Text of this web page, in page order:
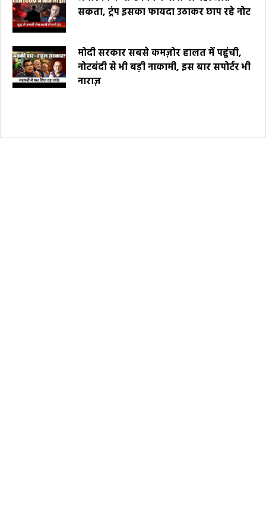
सकता, ट्रंप इसका फायदा उठाकर छाप रहे नोट
मोदी सरकार सबसे कमज़ोर हालत में पहुंची,
नोटबंदी से भी बड़ी नाकामी, इस बार सपोर्टर भी
नाराज़